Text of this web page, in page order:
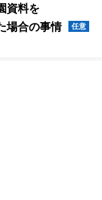
資料を
場合の事情
任意